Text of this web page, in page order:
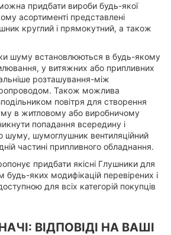
придбати вироби будь-якої
асортименті представлені
круглий і прямокутний, а також
шуму встановлюються в будь-якому
у витяжних або припливних
розташування-між
Також можлива
повітря для створення
в житловому або виробничому
попадання всередину і
шуму, шумоглушник вентиляційний
частині припливного обладнання.
придбати якісні Глушники для
будь-яких модифікацій перевірених і
для всіх категорій покупців
ВІДПОВІДІ НА ВАШІ